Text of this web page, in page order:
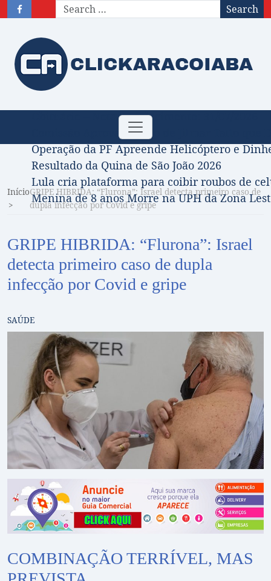
Search
Toggle
navigation
Obituário – Nota de falecimento: 31/07/2026
Comissão Aprova Projeto de Jilmar Tatto
Operação da PF Apreende Helicóptero e
Resultado da Quina de São João 2026
Lula cria plataforma para coibir roubos de
Menina de 8 anos Morre na UPH da Zona
InícioGRIPE HIBRIDA: “Flurona”: Israel detecta primeiro caso de
dupla infecção por Covid e gripe
GRIPE HIBRIDA: “Flurona”: Israel
detecta primeiro caso de dupla
infecção por Covid e gripe
SAÚDE
COMBINAÇÃO TERRÍVEL, MAS